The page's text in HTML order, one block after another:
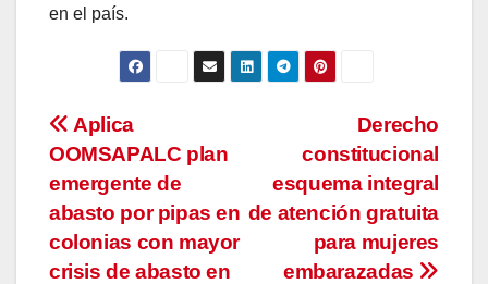
en el país.
Navegación
de
entradas
Derecho
constitucional
esquema integral
de atención gratuita
para mujeres
embarazadas
Aplica
OOMSAPALC plan
emergente de
abasto por pipas en
colonias con mayor
crisis de abasto en